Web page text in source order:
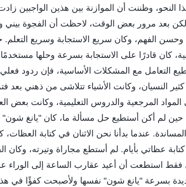
النحو، وظننت أن الموازنة بين هذين
بعد مرور بعض الوقت، لاحظت أن الفجوة بيني
الفهم، وكان سريع الاستجابة وسريع التعلم.
كان قادرًا على الاستجابة بسرعة وحلها مستخدمًا
التعامل مع المشكلات الأساسية، فإن ردود
كثير النسيان، وكانت الأشياء تتلاشى من ذهني
المواد المرجعية والدروس التعليمية، وكانت
حين لم أكن أستطيع حل مسألة ما، كان "يانغ شون"
عندما بدأنا نحن الاثنان في كتابة
عظاتي بأيام. لم أستطع مجاراة وتيرته،
فقط استطعت أن أعيد عقارب الساعة إلى الوراء
بسرعة "يانغ شون" نفسها ولأصبحت كفؤًا في